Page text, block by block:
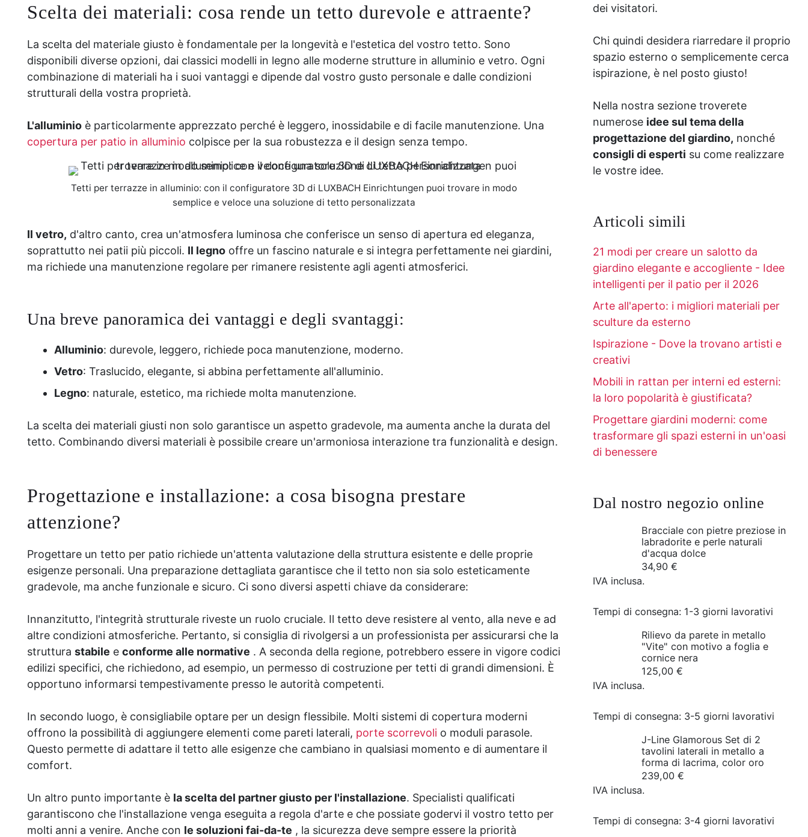
Scelta dei materiali: cosa rende un tetto durevole e attraente?
La scelta del materiale giusto è fondamentale per la longevità e l'estetica del vostro tetto. Sono
disponibili diverse opzioni, dai classici modelli in legno alle moderne strutture in alluminio e vetro. Ogni
combinazione di materiali ha i suoi vantaggi e dipende dal vostro gusto personale e dalle condizioni
strutturali della vostra proprietà.
L'alluminio è particolarmente apprezzato perché è leggero, inossidabile e di facile manutenzione. Una
copertura per patio in alluminio colpisce per la sua robustezza e il design senza tempo.
Tetti per terrazze in alluminio: con il configuratore 3D di LUXBACH Einrichtungen puoi trovare in modo
semplice e veloce una soluzione di tetto personalizzata
Il vetro, d'altro canto, crea un'atmosfera luminosa che conferisce un senso di apertura ed eleganza,
soprattutto nei patii più piccoli. Il legno offre un fascino naturale e si integra perfettamente nei giardini,
ma richiede una manutenzione regolare per rimanere resistente agli agenti atmosferici.
Una breve panoramica dei vantaggi e degli svantaggi:
Alluminio: durevole, leggero, richiede poca manutenzione, moderno.
Vetro: Traslucido, elegante, si abbina perfettamente all'alluminio.
Legno: naturale, estetico, ma richiede molta manutenzione.
La scelta dei materiali giusti non solo garantisce un aspetto gradevole, ma aumenta anche la durata del
tetto. Combinando diversi materiali è possibile creare un'armoniosa interazione tra funzionalità e design.
Progettazione e installazione: a cosa bisogna prestare
attenzione?
Progettare un tetto per patio richiede un'attenta valutazione della struttura esistente e delle proprie
esigenze personali. Una preparazione dettagliata garantisce che il tetto non sia solo esteticamente
gradevole, ma anche funzionale e sicuro. Ci sono diversi aspetti chiave da considerare:
Innanzitutto, l'integrità strutturale riveste un ruolo cruciale. Il tetto deve resistere al vento, alla neve e ad
altre condizioni atmosferiche. Pertanto, si consiglia di rivolgersi a un professionista per assicurarsi che la
struttura stabile e conforme alle normative . A seconda della regione, potrebbero essere in vigore codici
edilizi specifici, che richiedono, ad esempio, un permesso di costruzione per tetti di grandi dimensioni. È
opportuno informarsi tempestivamente presso le autorità competenti.
In secondo luogo, è consigliabile optare per un design flessibile. Molti sistemi di copertura moderni
offrono la possibilità di aggiungere elementi come pareti laterali, porte scorrevoli o moduli parasole.
Questo permette di adattare il tetto alle esigenze che cambiano in qualsiasi momento e di aumentare il
comfort.
Un altro punto importante è la scelta del partner giusto per l'installazione. Specialisti qualificati
garantiscono che l'installazione venga eseguita a regola d'arte e che possiate godervi il vostro tetto per
molti anni a venire. Anche con le soluzioni fai-da-te , la sicurezza deve sempre essere la priorità
dei visitatori.
Chi quindi desidera riarredare il proprio
spazio esterno o semplicemente cerca
ispirazione, è nel posto giusto!
Nella nostra sezione troverete
numerose idee sul tema della
progettazione del giardino, nonché
consigli di esperti su come realizzare
le vostre idee.
Articoli simili
21 modi per creare un salotto da
giardino elegante e accogliente - Idee
intelligenti per il patio per il 2026
Arte all'aperto: i migliori materiali per
sculture da esterno
Ispirazione - Dove la trovano artisti e
creativi
Mobili in rattan per interni ed esterni:
la loro popolarità è giustificata?
Progettare giardini moderni: come
trasformare gli spazi esterni in un'oasi
di benessere
Dal nostro negozio online
Bracciale con pietre preziose in
labradorite e perle naturali
d'acqua dolce
34,90€
IVA inclusa.
Tempi di consegna: 1-3 giorni lavorativi
Rilievo da parete in metallo
"Vite" con motivo a foglia e
cornice nera
125,00€
IVA inclusa.
Tempi di consegna: 3-5 giorni lavorativi
J-Line Glamorous Set di 2
tavolini laterali in metallo a
forma di lacrima, color oro
239,00€
IVA inclusa.
Tempi di consegna: 3-4 giorni lavorativi